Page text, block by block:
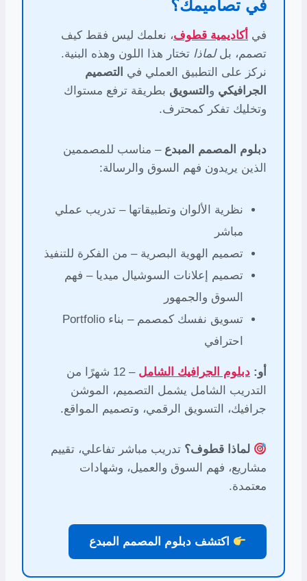
في تصاميمك؟
في أكاديمية قطوف، نعلمك ليس فقط كيف
تصمم، بللماذا تختار هذا اللون وهذه البنية.
نركز على التطبيق العملي في التصميم
الجرافيكي و التسويق بطريقة ترفع مستواك
وتخليك تفكر كمحترف.
دبلوم المصمم المبدع – مناسب للمصممين
الذين يريدون فهم السوق والرسالة:
نظرية الألوان وتطبيقاتها – تدريب عملي
مباشر
تصميم الهوية البصرية – من الفكرة للتنفيذ
تصميم إعلانات السوشيال ميديا – فهم
السوق والجمهور
تسويق نفسك كمصمم – بناء Portfolio
احترافي
أو: دبلوم الجرافيك الشامل
– 12 شهرًا من
التدريب الشامل يشمل التصميم، الموشن
جرافيك، التسويق الرقمي، وتصميم المواقع.
لماذا قطوف؟ تدريب مباشر تفاعلي، تقييم
مشاريع، فهم السوق والعميل، وشهادات
معتمدة.
اكتشف دبلوم المصمم المبدع